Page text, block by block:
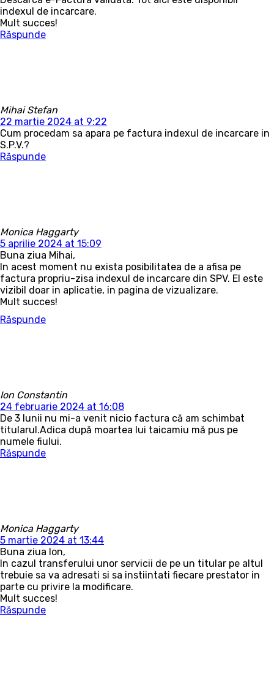
indexul de incarcare.
Mult succes!
Răspunde
Mihai Stefan
22 martie 2024 at 9:22
Cum procedam sa apara pe factura indexul de incarcare in
S.P.V.?
Răspunde
Monica Haggarty
5 aprilie 2024 at 15:09
Buna ziua Mihai,
In acest moment nu exista posibilitatea de a afisa pe
factura propriu-zisa indexul de incarcare din SPV. El este
vizibil doar in aplicatie, in pagina de vizualizare.
Mult succes!
Răspunde
Ion Constantin
24 februarie 2024 at 16:08
De 3 lunii nu mi-a venit nicio factura că am schimbat
titularul.Adica după moartea lui taicamiu mă pus pe
numele fiului.
Răspunde
Monica Haggarty
5 martie 2024 at 13:44
Buna ziua Ion,
In cazul transferului unor servicii de pe un titular pe altul
trebuie sa va adresati si sa instiintati fiecare prestator in
parte cu privire la modificare.
Mult succes!
Răspunde